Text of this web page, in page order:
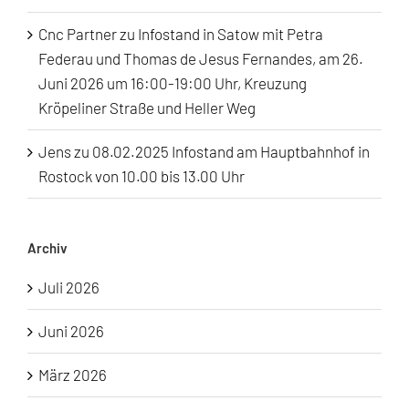
Cnc Partnerzu Infostand in Satow mit Petra
Federau und Thomas de Jesus Fernandes, am 26.
Juni 2026 um 16:00-19:00 Uhr, Kreuzung
Kröpeliner Straße und Heller Weg
Jenszu 08.02.2025 Infostand am Hauptbahnhof in
Rostock von 10.00 bis 13.00 Uhr
Archiv
Juli 2026
Juni 2026
März 2026